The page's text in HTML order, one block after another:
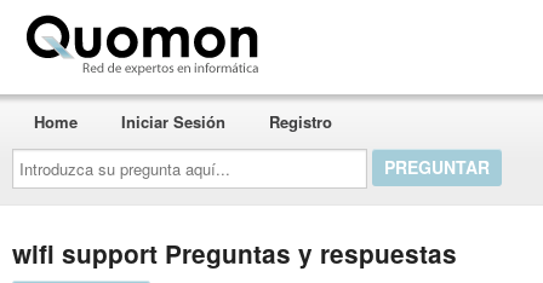
Introduzca
su
pregunta
aquí...
Home Iniciar Sesión Registro
wifi support Preguntas y respuestas